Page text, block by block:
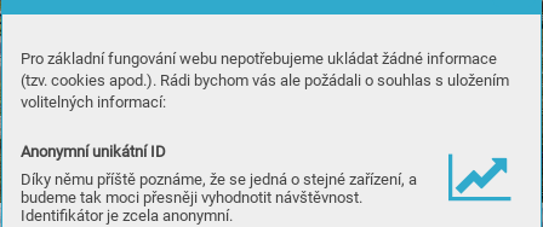
Pro základní fungování webu nepotřebujeme ukládat žádné informace
(tzv. cookies apod.). Rádi bychom vás ale požádali o souhlas s uložením
volitelných informací:
Anonymní unikátní ID
Díky němu příště poznáme, že se jedná o stejné zařízení, a
budeme tak moci přesněji vyhodnotit návštěvnost.
Identifikátor je zcela anonymní.